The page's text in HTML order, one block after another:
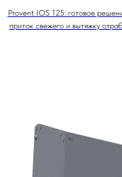
Provent IOS 125: готовое
приток свежего и вытяжку